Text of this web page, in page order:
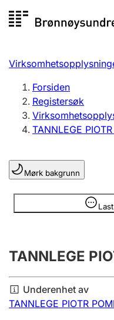
Registersøk
Aksjeselskap
Registrere, endre,
Lag og forening
Registrere, endre,
Årsregnskap
Innsending og
Forsiden
Registersøk
TANNLEGE
Mørk bakgrunn
Opplysninger er skjult
TANNLEGE
Underenhet av
TANNLEGE PIOTR